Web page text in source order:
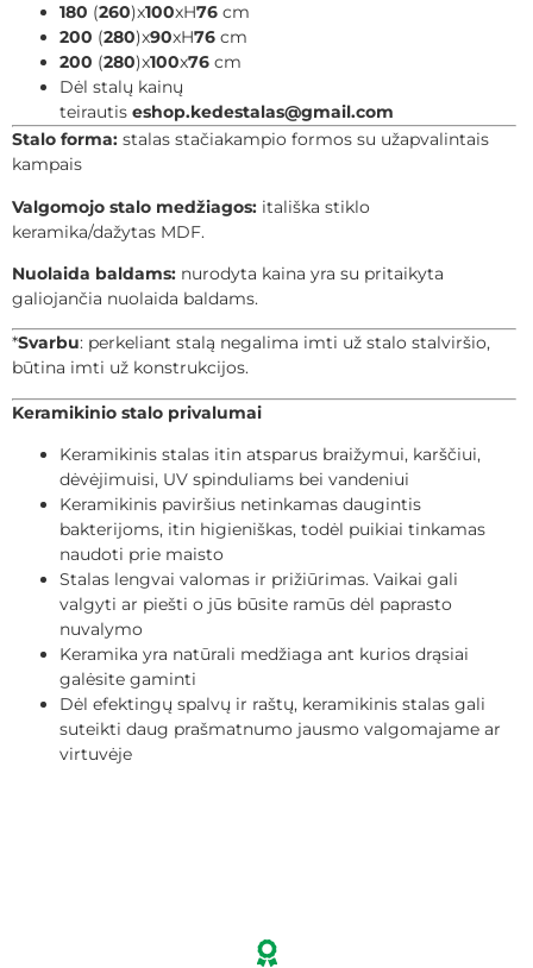
180 (260)x100xH76 cm
200 (280)x90xH76 cm
200 (280)x100x76 cm
Dėl stalų kainų
teirautis eshop.kedestalas@gmail.com
Stalo forma: stalas stačiakampio formos su užapvalintais
kampais
Valgomojo stalo medžiagos: itališka stiklo
keramika/dažytas MDF.
Nuolaida baldams: nurodyta kaina yra su pritaikyta
galiojančia nuolaida baldams.
*Svarbu: perkeliant stalą negalima imti už stalo stalviršio,
būtina imti už konstrukcijos.
Keramikinio stalo privalumai
Keramikinis stalas itin atsparus braižymui, karščiui,
dėvėjimuisi, UV spinduliams bei vandeniui
Keramikinis paviršius netinkamas daugintis
bakterijoms, itin higieniškas, todėl puikiai tinkamas
naudoti prie maisto
Stalas lengvai valomas ir prižiūrimas. Vaikai gali
valgyti ar piešti o jūs būsite ramūs dėl paprasto
nuvalymo
Keramika yra natūrali medžiaga ant kurios drąsiai
galėsite gaminti
Dėl efektingų spalvų ir raštų, keramikinis stalas gali
suteikti daug prašmatnumo jausmo valgomajame ar
virtuvėje